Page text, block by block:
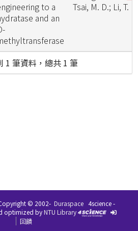
to a
and an
Tsai, M. D.; Li, T. L.
1 筆資料，總共 1 筆
© 2002- Duraspace 4science -
optimized byNTU Library
回饋